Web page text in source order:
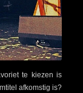
te kiezen is
afkomstig is?